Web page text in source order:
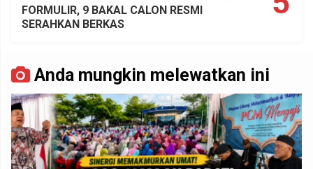
FORMULIR, 9 BAKAL CALON RESMI
SERAHKAN BERKAS
Anda mungkin melewatkan ini